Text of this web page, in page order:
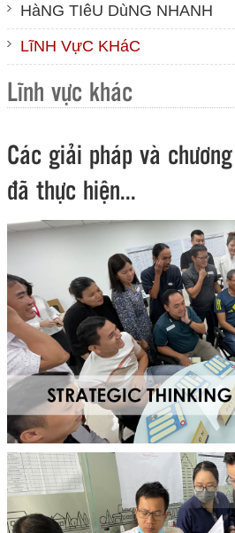
HàNG TIêU DùNG NHANH
LĩNH VựC KHáC
Lĩnh vực khác
Các giải pháp và
đã thực hiện...